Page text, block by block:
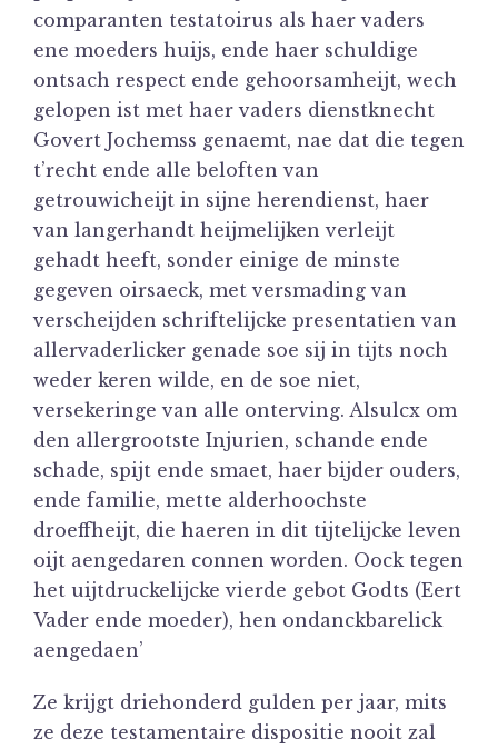
comparanten testatoirus als haer vaders
ene moeders huijs, ende haer schuldige
ontsach respect ende gehoorsamheijt, wech
gelopen ist met haer vaders dienstknecht
Govert Jochemss genaemt, nae dat die tegen
t’recht ende alle beloften van
getrouwicheijt in sijne herendienst, haer
van langerhandt heijmelijken verleijt
gehadt heeft, sonder einige de minste
gegeven oirsaeck, met versmading van
verscheijden schriftelijcke presentatien van
allervaderlicker genade soe sij in tijts noch
weder keren wilde, en de soe niet,
versekeringe van alle onterving. Alsulcx om
den allergrootste Injurien, schande ende
schade, spijt ende smaet, haer bijder ouders,
ende familie, mette alderhoochste
droeffheijt, die haeren in dit tijtelijcke leven
oijt aengedaren connen worden. Oock tegen
het uijtdruckelijcke vierde gebot Godts (Eert
Vader ende moeder), hen ondanckbarelick
aengedaen’
Ze krijgt driehonderd gulden per jaar, mits
ze deze testamentaire dispositie nooit zal